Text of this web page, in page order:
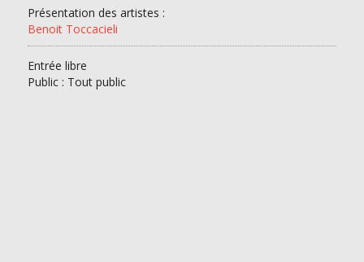
Présentation des artistes :
Benoit Toccacieli
Entrée libre
Public : Tout public